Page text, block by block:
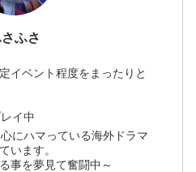
ふさ
イベント程度をまったりと
イ中
にハマっている海外ドラマ
います。
事を夢見て奮闘中～